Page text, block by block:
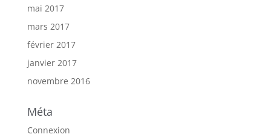
mai 2017
mars 2017
février 2017
janvier 2017
novembre 2016
Méta
Connexion